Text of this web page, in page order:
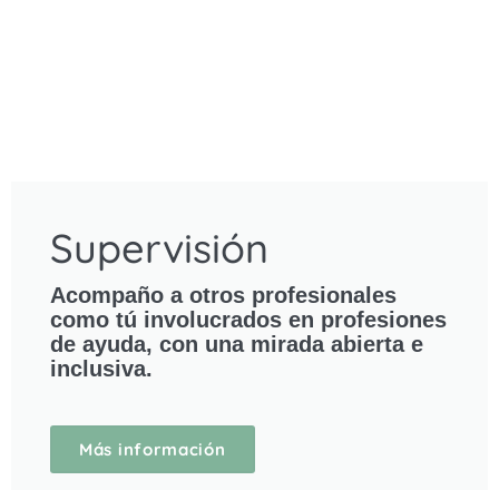
Supervisión
Acompaño a otros profesionales
como tú involucrados en profesiones
de ayuda, con una mirada abierta e
inclusiva.
Más información